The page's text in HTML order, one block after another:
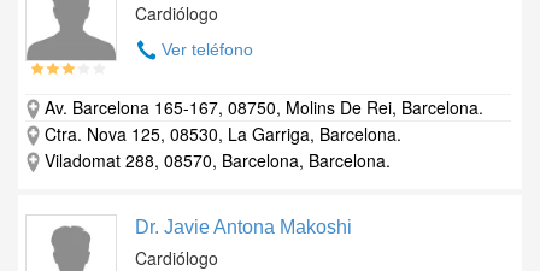
Cardiólogo
Ver teléfono
Av. Barcelona 165-167, 08750, Molins De Rei, Barcelona.
Ctra. Nova 125, 08530, La Garriga, Barcelona.
Viladomat 288, 08570, Barcelona, Barcelona.
Dr. Javie Antona Makoshi
Cardiólogo